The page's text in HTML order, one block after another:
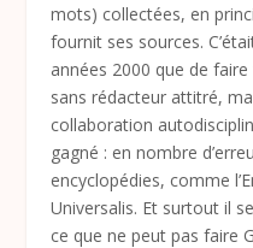
mots) collectées, en
fournit ses sources.
années 2000 que de
sans rédacteur attitré,
collaboration
gagné : en nombre
encyclopédies, comme
Universalis. Et surtout il
ce que ne peut pas faire